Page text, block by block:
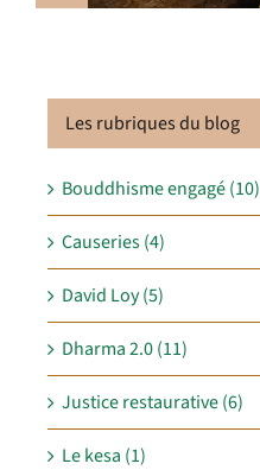
Les rubriques du blog
Bouddhisme engagé (10)
Causeries (4)
David Loy (5)
Dharma 2.0 (11)
Justice restaurative (6)
Le kesa (1)